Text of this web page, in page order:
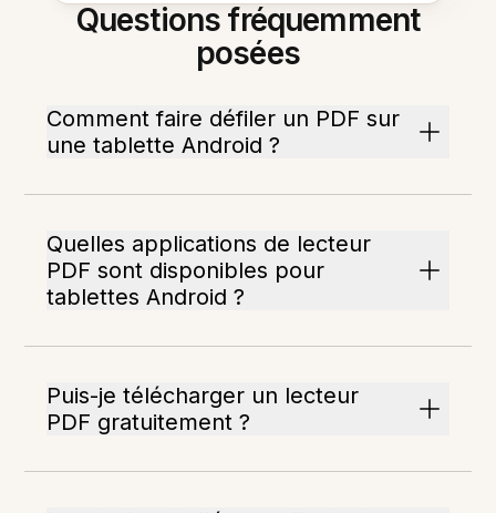
Questions fréquemment
posées
Comment faire défiler un PDF sur
une tablette Android ?
Quelles applications de lecteur
PDF sont disponibles pour
tablettes Android ?
Puis-je télécharger un lecteur
PDF gratuitement ?